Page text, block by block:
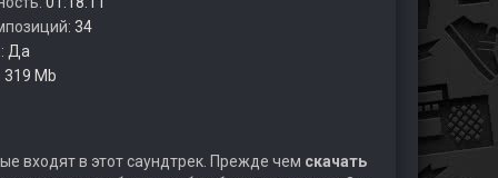
34
Да
319 Mb
входят в этот саундтрек. Прежде чем скачать